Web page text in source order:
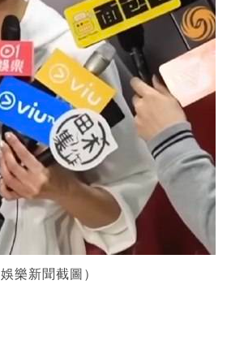
樂新聞截圖）